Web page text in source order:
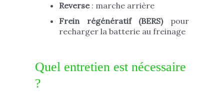
Reverse: marche arrière
Frein régénératif (BERS)pour
recharger la batterie au freinage
Quel entretien est nécessaire
?